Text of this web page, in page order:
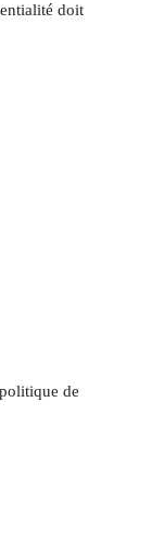
doit
de